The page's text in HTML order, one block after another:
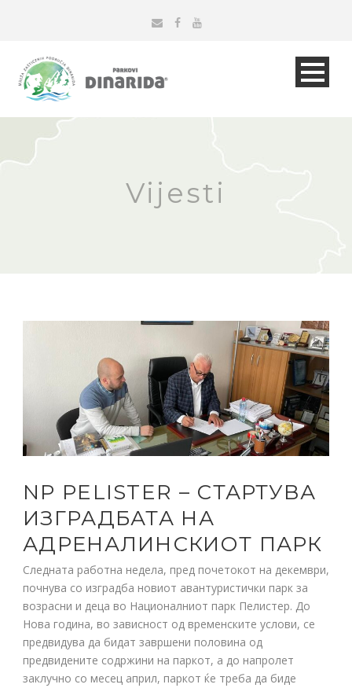
Vijesti
NP PELISTER – СТАРТУВА
ИЗГРАДБАТА НА
АДРЕНАЛИНСКИОТ ПАРК
Следната работна недела, пред почетокот на декември,
почнува со изградба новиот авантуристички парк за
возрасни и деца во Националниот парк Пелистер. До
Нова година, во зависност од временските услови, се
предвидува да бидат завршени половина од
предвидените содржини на паркот, а до напролет
заклучно со месец април, паркот ќе треба да биде